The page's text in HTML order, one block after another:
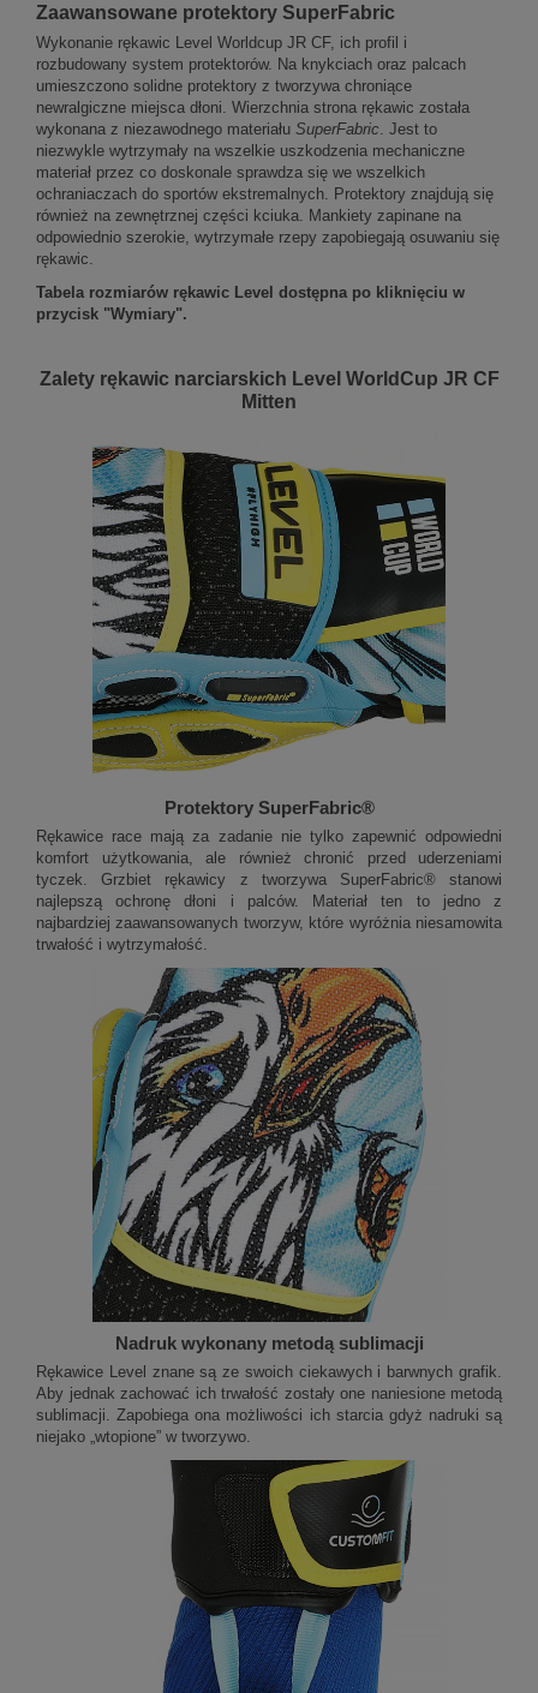
Zaawansowane protektory SuperFabric
Wykonanie rękawic Level Worldcup JR CF, ich profil i
rozbudowany system protektorów. Na knykciach oraz palcach
umieszczono solidne protektory z tworzywa chroniące
newralgiczne miejsca dłoni. Wierzchnia strona rękawic została
wykonana z niezawodnego materiału SuperFabric . Jest to
niezwykle wytrzymały na wszelkie uszkodzenia mechaniczne
materiał przez co doskonale sprawdza się we wszelkich
ochraniaczach do sportów ekstremalnych. Protektory znajdują się
również na zewnętrznej części kciuka. Mankiety zapinane na
odpowiednio szerokie, wytrzymałe rzepy zapobiegają osuwaniu się
rękawic.
Tabela rozmiarów rękawic Level dostępna po kliknięciu w
przycisk "Wymiary".
Zalety rękawic narciarskich Level WorldCup JR CF
Mitten
Protektory SuperFabric®
Rękawice race mają za zadanie nie tylko zapewnić odpowiedni
komfort użytkowania, ale również chronić przed uderzeniami
tyczek. Grzbiet rękawicy z tworzywa SuperFabric® stanowi
najlepszą ochronę dłoni i palców. Materiał ten to jedno z
najbardziej zaawansowanych tworzyw, które wyróżnia niesamowita
trwałość i wytrzymałość.
Nadruk wykonany metodą sublimacji
Rękawice Level znane są ze swoich ciekawych i barwnych grafik.
Aby jednak zachować ich trwałość zostały one naniesione metodą
sublimacji. Zapobiega ona możliwości ich starcia gdyż nadruki są
niejako „wtopione” w tworzywo.